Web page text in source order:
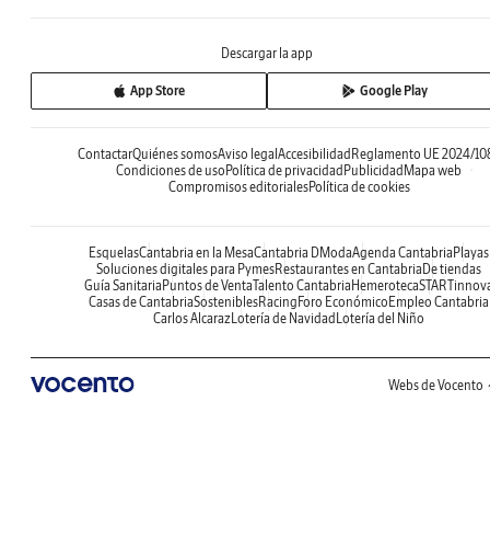
Descargar la app
App Store Google Play
ContactarQuiénes somosAviso legalAccesibilidadReglamento UE 2024/
Condiciones de usoPolítica de privacidadPublicidadMapa web
Compromisos editorialesPolítica de cookies
EsquelasCantabria en la MesaCantabria DModaAgenda CantabriaPlayas
Soluciones digitales para PymesRestaurantes en CantabriaDe tiendas
Guía SanitariaPuntos de VentaTalento CantabriaHemeroteca
Casas de CantabriaSosteniblesRacingForo EconómicoEmpleo Cantabria
Carlos AlcarazLotería de NavidadLotería del Niño
Webs de Vocento